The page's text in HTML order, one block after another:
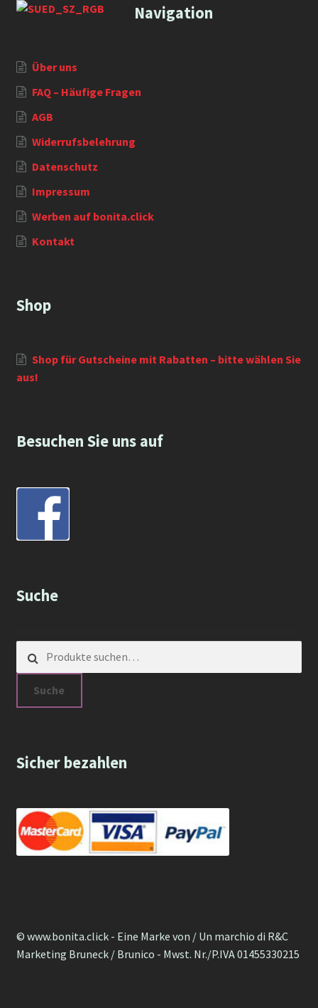
Navigation
Über uns
FAQ – Häufige Fragen
AGB
Widerrufsbelehrung
Datenschutz
Impressum
Werben auf bonita.click
Kontakt
Shop
Shop für Gutscheine mit Rabatten – bitte wählen Sie
aus!
Besuchen Sie uns auf
Suche
Suche nach:
Suche
Sicher bezahlen
© www.bonita.click - Eine Marke von / Un marchio di R&C
Marketing Bruneck / Brunico - Mwst. Nr./P.IVA 01455330215